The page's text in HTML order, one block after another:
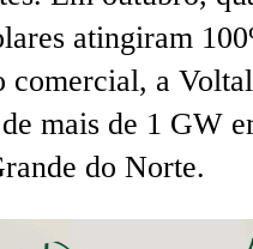
atingiram
comercial, a
mais de 1 GW
do Norte.